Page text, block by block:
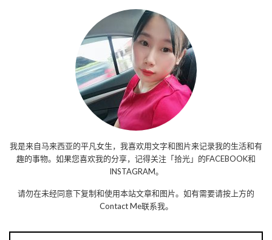
我是来自马来西亚的平凡女生，我喜欢用文字和图片来记录我的生活和有
趣的事物。如果您喜欢我的分享，记得关注「拾光」的FACEBOOK和
INSTAGRAM。
请勿在未经同意下复制和使用本站文章和图片。如有需要请按上方的
Contact Me联系我。